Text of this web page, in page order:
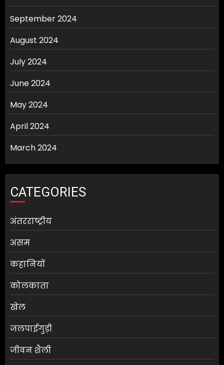
September 2024
August 2024
July 2024
June 2024
May 2024
April 2024
March 2024
CATEGORIES
अंतरराष्ट्रीय
असम
कहानियों
कोलकाता
खेल
जलपाईगुड़ी
जीवन शैली